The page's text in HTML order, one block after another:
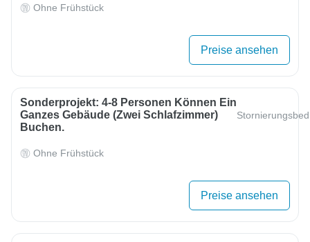
Ohne Frühstück
Preise ansehen
Sonderprojekt: 4-8 Personen Können Ein
Ganzes Gebäude (zwei Schlafzimmer)
Buchen.
Ohne Frühstück
Preise ansehen